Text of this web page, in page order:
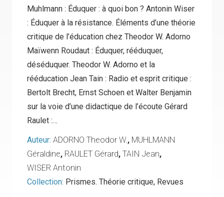
Muhlmann : Éduquer : à quoi bon ? Antonin Wiser
: Éduquer à la résistance. Éléments d’une théorie
critique de l’éducation chez Theodor W. Adorno
Maïwenn Roudaut : Éduquer, rééduquer,
déséduquer. Theodor W. Adorno et la
rééducation Jean Tain : Radio et esprit critique :
Bertolt Brecht, Ernst Schoen et Walter Benjamin
sur la voie d’une didactique de l’écoute Gérard
Raulet :…
Auteur: ADORNO Theodor W. , MUHLMANN
Géraldine, RAULET Gérard, TAIN Jean,
WISER Antonin
Collection: Prismes. Théorie critique, Revues